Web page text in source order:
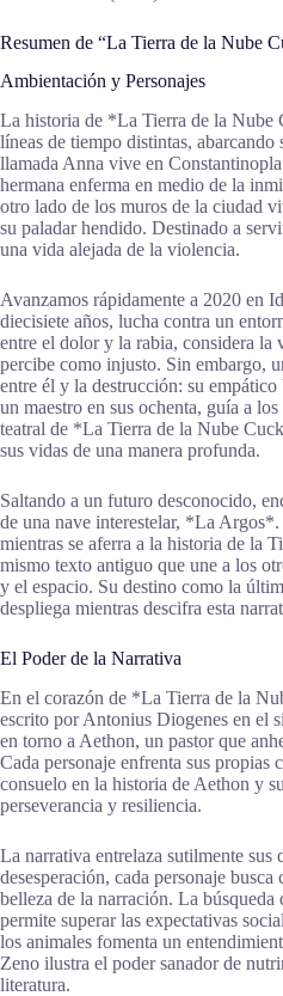
Resumen de “La Tierra de la Nube
Ambientación y Personajes
La historia de *La Tierra de la Nube
líneas de tiempo distintas,
llamada Anna vive en
hermana enferma en medio de la
otro lado de los muros de la ciudad
su paladar hendido. Destinado a
una vida alejada de la violencia.
Avanzamos rápidamente a 2020 en
diecisiete años, lucha contra un
entre el dolor y la rabia, considera la
percibe como injusto. Sin embargo,
entre él y la destrucción: su
un maestro en sus ochenta, guía a
teatral de *La Tierra de la Nube
sus vidas de una manera profunda.
Saltando a un futuro desconocido,
de una nave interestelar, *La
mientras se aferra a la historia de la
mismo texto antiguo que une a los
y el espacio. Su destino como la
despliega mientras descifra esta
El Poder de la Narrativa
En el corazón de *La Tierra de la
escrito por Antonius Diogenes en el
en torno a Aethon, un pastor que
Cada personaje enfrenta sus propias
consuelo en la historia de Aethon y
perseverancia y resiliencia.
La narrativa entrelaza sutilmente sus
desesperación, cada personaje
belleza de la narración. La
permite superar las expectativas
los animales fomenta un
Zeno ilustra el poder sanador de
literatura.